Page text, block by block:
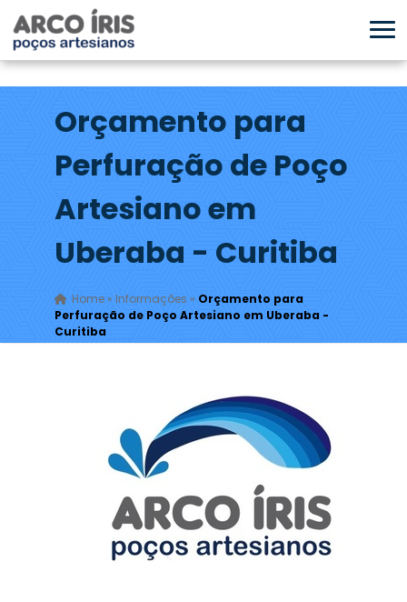
Orçamento para
Perfuração de Poço
Artesiano em
Uberaba - Curitiba
Home» Informações » Orçamento para
Perfuração de Poço Artesiano em Uberaba -
Curitiba